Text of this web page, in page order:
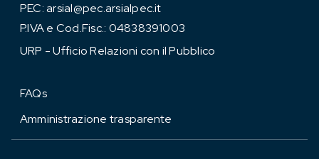
PEC:arsial@pec.arsialpec.it
P.IVA e Cod.Fisc.: 04838391003
URP - Ufficio Relazioni con il Pubblico
FAQs
Amministrazione trasparente